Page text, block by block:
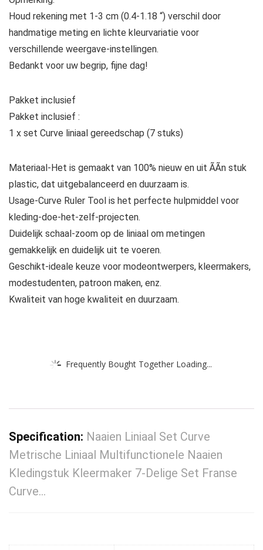
Houd rekening met 1-3 cm (0.4-1.18 “) verschil door
handmatige meting en lichte kleurvariatie voor
verschillende weergave-instellingen.
Bedankt voor uw begrip, fijne dag!
Pakket inclusief
Pakket inclusief :
1 x set Curve liniaal gereedschap (7 stuks)
Materiaal-Het is gemaakt van 100% nieuw en uit ÃÃn stuk
plastic, dat uitgebalanceerd en duurzaam is.
Usage-Curve Ruler Tool is het perfecte hulpmiddel voor
kleding-doe-het-zelf-projecten.
Duidelijk schaal-zoom op de liniaal om metingen
gemakkelijk en duidelijk uit te voeren.
Geschikt-ideale keuze voor modeontwerpers, kleermakers,
modestudenten, patroon maken, enz.
Kwaliteit van hoge kwaliteit en duurzaam.
Frequently Bought Together Loading...
Specification: Naaien Liniaal Set Curve
Metrische Liniaal Multifunctionele Naaien
Kledingstuk Kleermaker 7-Delige Set Franse
Curve…